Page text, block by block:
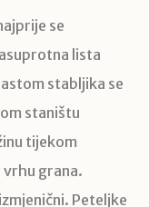
se
lista
stabljika se
staništu
tijekom
vrhu grana.
Peteljke